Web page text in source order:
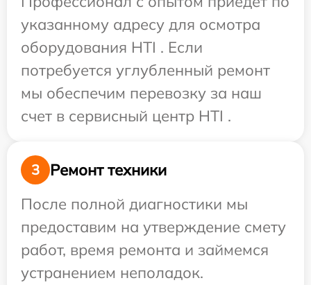
указанному адресу для осмотра
оборудования HTI . Если
потребуется углубленный ремонт
мы обеспечим перевозку за наш
счет в сервисный центр HTI .
3
Ремонт техники
После полной диагностики мы
предоставим на утверждение смету
работ, время ремонта и займемся
устранением неполадок.